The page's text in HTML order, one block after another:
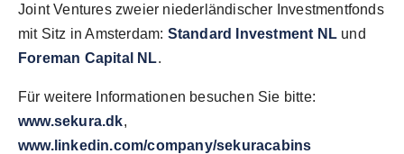
Joint Ventures zweier niederländischer Investmentfonds
mit Sitz inAmsterdam: Standard Investment NL und
Foreman Capital NL.
Für weitere Informationen besuchen Sie bitte:
www.sekura.dk,
www.linkedin.com/company/sekuracabins